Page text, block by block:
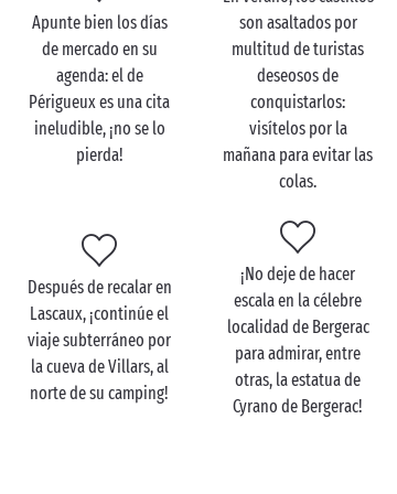
tanto sobre como bajo tierra o sobre aguas vivas…
Ahora bien, Dordoña
es también sinónimo
de los pintorescos pueblos y aldeas del Périgord, que
le animamos a visitar durante sus escapadas.
Alrededor del camping, abundan los itinerarios:
Périgueux y su laberinto de callejuelas medievales,
innegable encanto, que le ha hecho valedor del
apodo “La Venecia del Périgord”,
y sus
innumerables monumentos de interés histórico…
¡Pasear se convertirá en seguida en su pasatiempo
favorito!
Apunte bien los días
de mercado en su
agenda: el de
Périgueux es una cita
ineludible, ¡no se lo
pierda!
son asaltados por
multitud de turistas
deseosos de
conquistarlos:
visítelos por la
mañana para evitar las
colas.
Después de recalar en
Lascaux, ¡continúe el
viaje subterráneo por
la cueva de Villars, al
norte de su camping!
¡No deje de hacer
escala en la célebre
localidad de Bergerac
para admirar, entre
otras, la estatua de
Cyrano de Bergerac!